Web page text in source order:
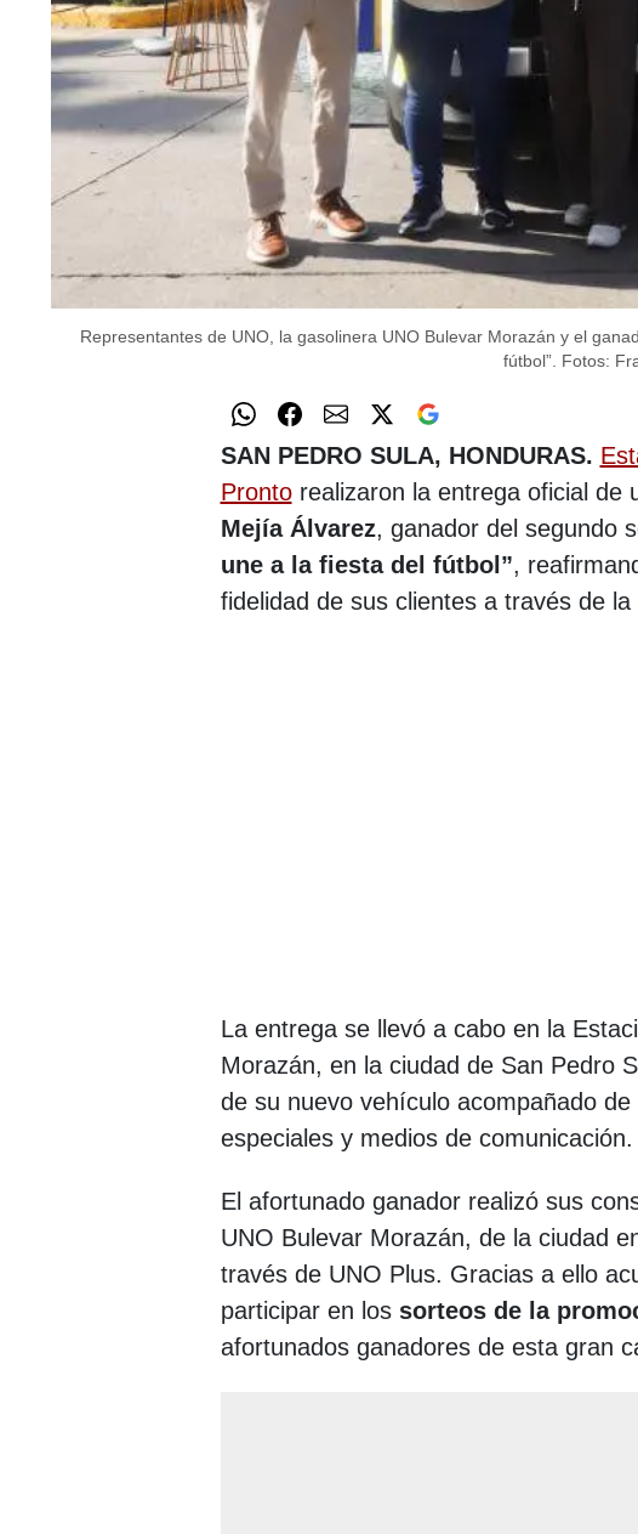
Representantes de UNO, la gasolinera UNO Bulevar Morazán y el
fútbol”. Fotos:
SAN PEDRO SULA, HONDURAS.
Prontorealizaron la entrega oficial de
Mejía Álvarez, ganador del segundo
une a la fiesta del fútbol”,
fidelidad de sus clientes a través de la
La entrega se llevó a cabo en la
Morazán, en la ciudad de San Pedro
de su nuevo vehículo acompañado
especiales y medios de comunicación.
El afortunado ganador realizó sus
UNO Bulevar Morazán, de la ciudad
través de UNO Plus. Gracias a ello
participar en los sorteos de la
afortunados ganadores de esta gran